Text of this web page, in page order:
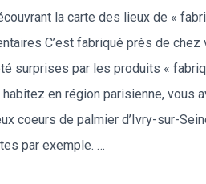
la carte des lieux de «
C’est fabriqué près de
surprises par les produits «
habitez en région parisienne, vous
coeurs de palmier d’Ivry-sur-
par exemple. …